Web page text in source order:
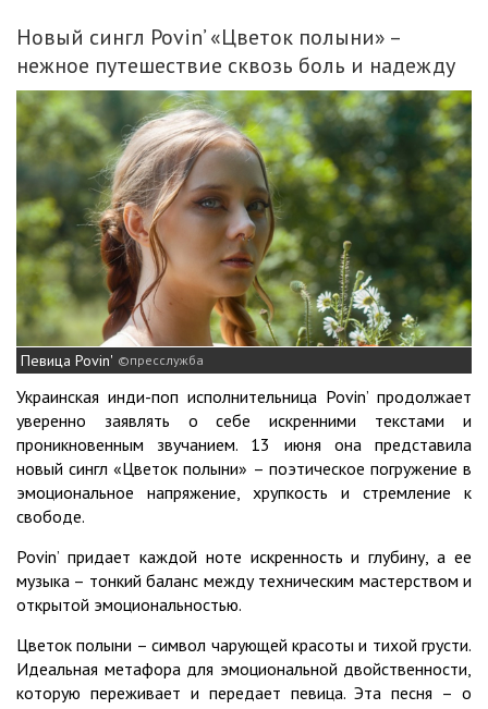
Новый сингл Povin’ «Цветок полыни» –
нежное путешествие сквозь боль и надежду
Певица Povin' пресслужба
Украинская инди-поп исполнительница Povin’ продолжает
уверенно заявлять о себе искренними текстами и
проникновенным звучанием. 13 июня она представила
новый сингл «Цветок полыни» – поэтическое погружение в
эмоциональное напряжение, хрупкость и стремление к
свободе.
Povin’ придает каждой ноте искренность и глубину, а ее
музыка – тонкий баланс между техническим мастерством и
открытой эмоциональностью.
Цветок полыни – символ чарующей красоты и тихой грусти.
Идеальная метафора для эмоциональной двойственности,
которую переживает и передает певица. Эта песня – о